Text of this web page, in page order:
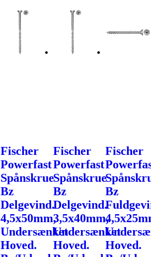
Fischer
Powerfast
Spånskrue
Bz
Delgevind.
4,5x50mm,
Undersænket
Hoved.
Fischer
Powerfast
Spånskrue
Bz
Delgevind.
3,5x40mm,
Undersænket
Hoved.
Fischer
Bz
Hoved.